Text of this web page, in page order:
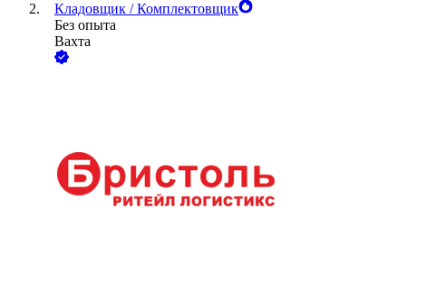
Кладовщик / Комплектовщик
Без опыта
Вахта